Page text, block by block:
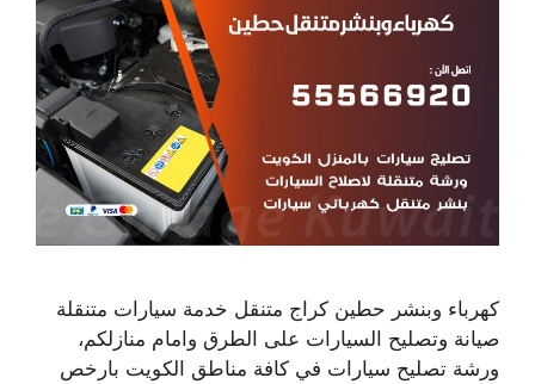
كهرباء وبنشر حطين كراج متنقل خدمة سيارات متنقلة
صيانة وتصليح السيارات على الطرق وامام منازلكم،
ورشة تصليح سيارات في كافة مناطق الكويت بارخص